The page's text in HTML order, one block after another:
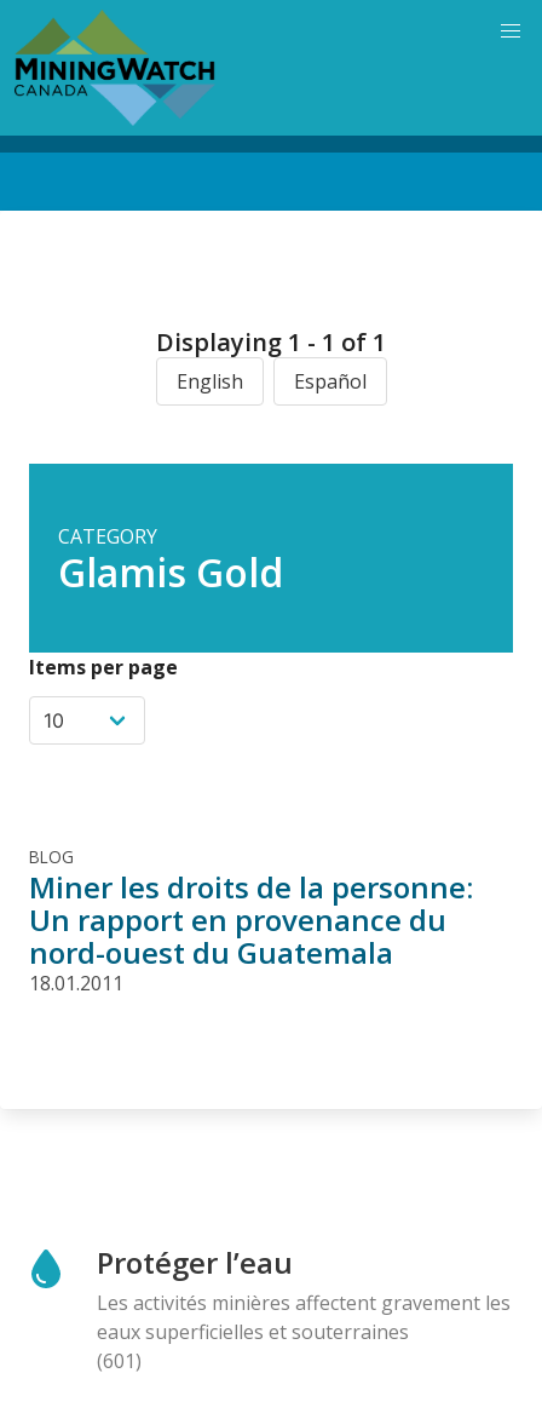
main
content
Displaying 1 - 1 of 1
English Español
CATEGORY
Glamis Gold
Items per page
BLOG
Miner les droits de la personne:
Un rapport en provenance du
nord-ouest du Guatemala
18.01.2011
Protéger l’eau
Les activités minières affectent gravement les
eaux superficielles et souterraines
(601)